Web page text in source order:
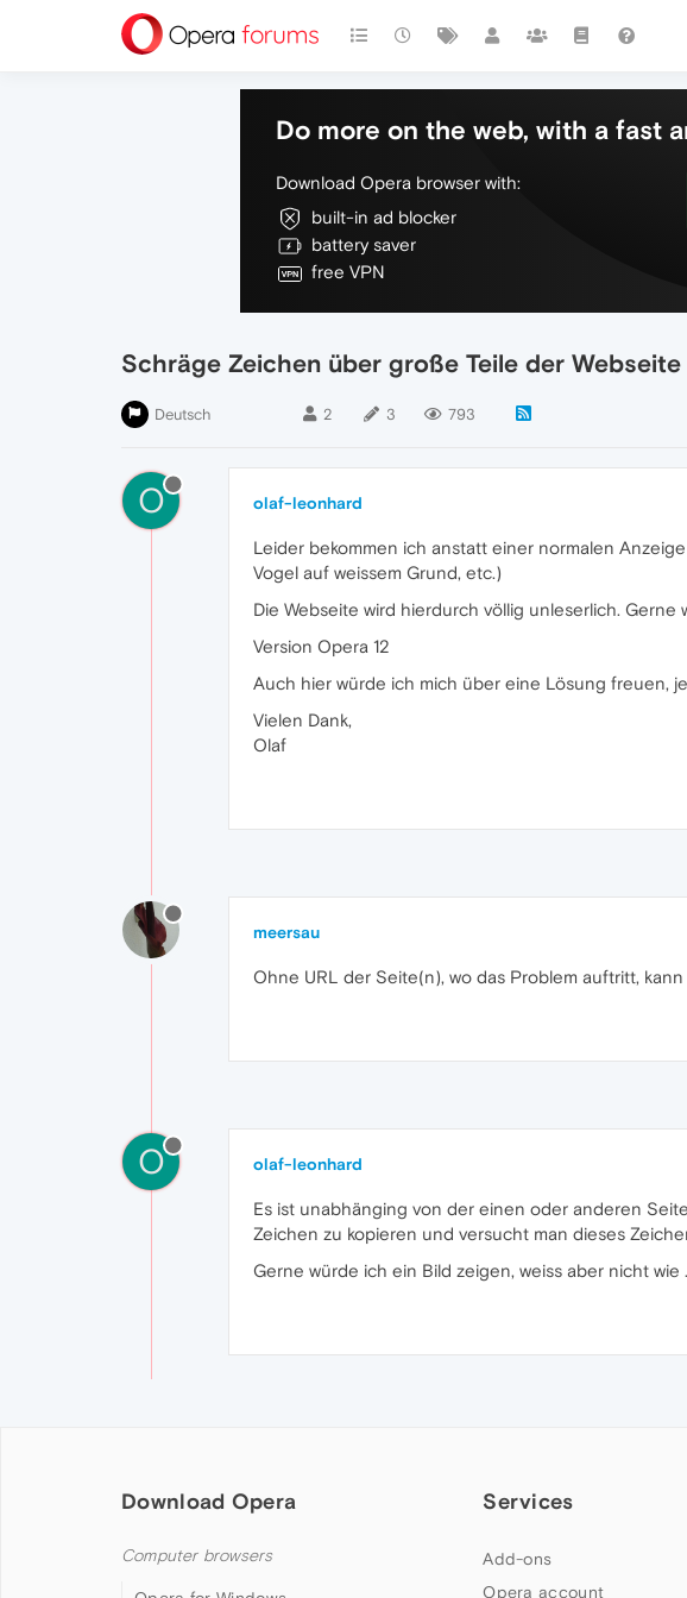
Do more on the web, with a fast
Download Opera browser with:
built-in ad blocker
battery saver
free VPN
Schräge Zeichen über große Teile der Webseite
Deutsch 2 3 793
O olaf-leonhard
Leider bekommen ich anstatt einer normalen
Vogel auf weissem Grund, etc.)
Die Webseite wird hierdurch völlig unleserlich.
Version Opera 12
Auch hier würde ich mich über eine Lösung freuen,
Vielen Dank,
Olaf
meersau
Ohne URL der Seite(n), wo das Problem auftritt,
O olaf-leonhard
Es ist unabhänging von der einen oder anderen
Zeichen zu kopieren und versucht man dieses
Gerne würde ich ein Bild zeigen, weiss aber nicht wie
Download Opera
Computer browsers
Services
Add-ons
Opera account